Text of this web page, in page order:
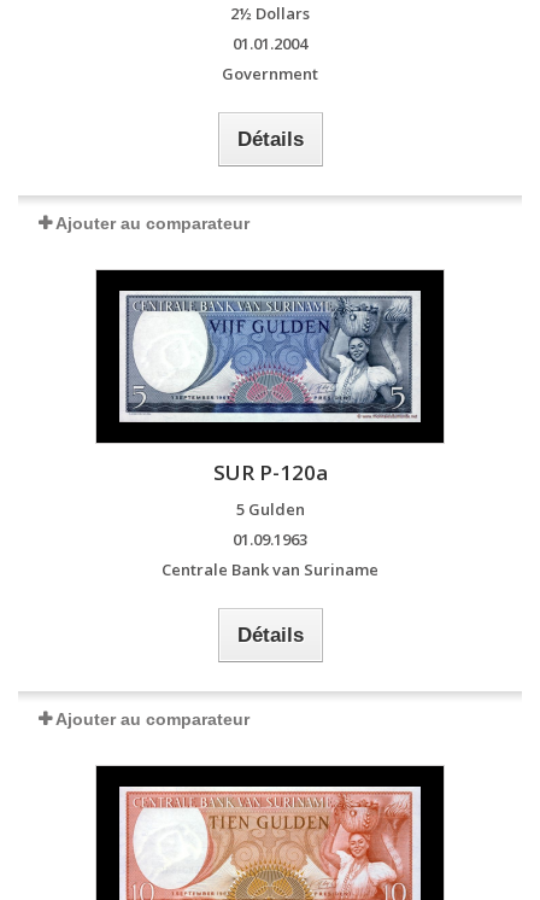
2½ Dollars
01.01.2004
Government
Détails
Ajouter au comparateur
SUR P-120a
5 Gulden
01.09.1963
Centrale Bank van Suriname
Détails
Ajouter au comparateur